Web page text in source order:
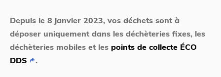
Depuis le 8 janvier 2023, vos déchets sont à
déposer uniquement dans les déchèteries fixes, les
déchèteries mobiles et les points de collecte ÉCO
DDS
.